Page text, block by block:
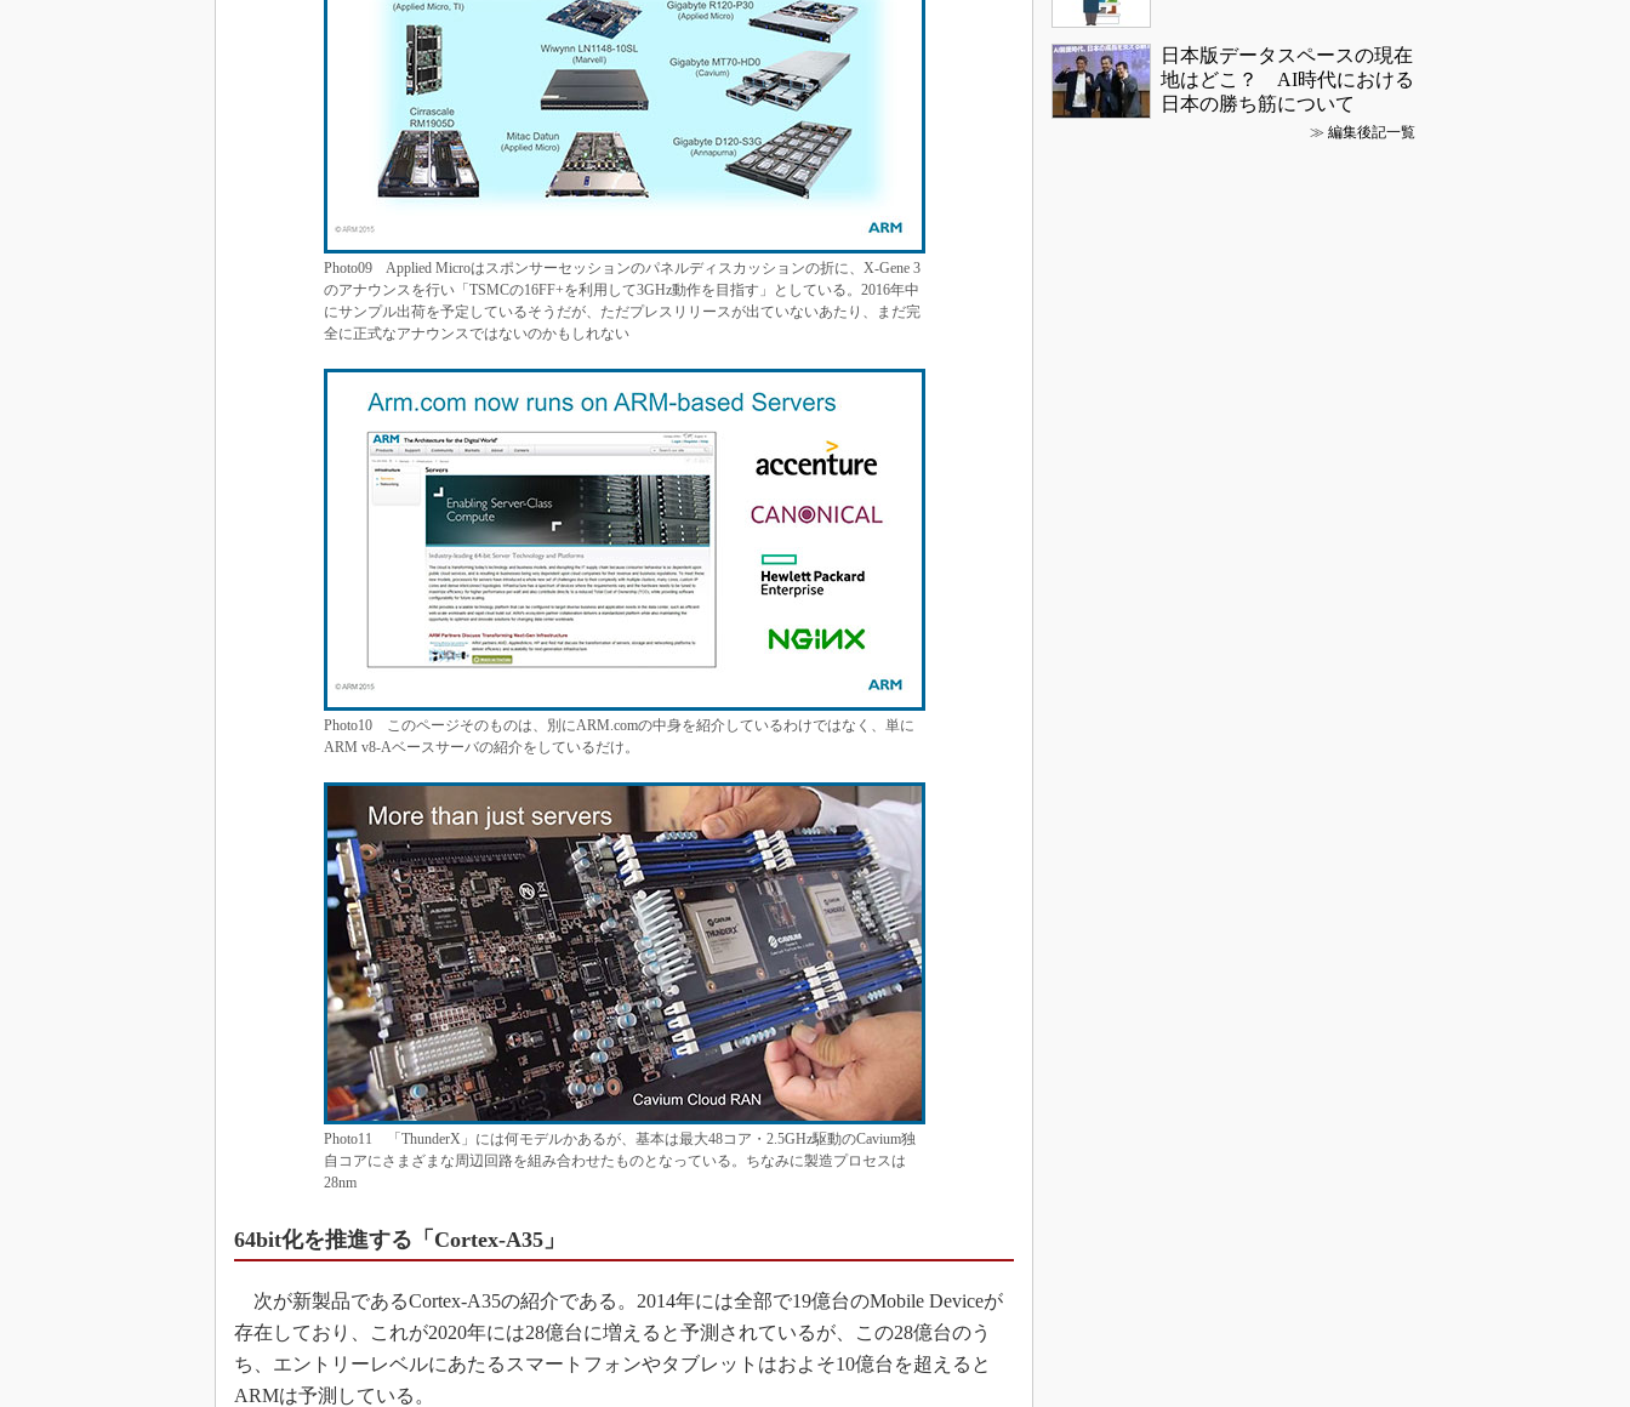
Photo09 Applied Microはスポンサーセッションのパネルディスカッションの折に、X-Gene 3
のアナウンスを行い「TSMCの16FF+を利用して3GHz動作を目指す」としている。2016年中
にサンプル出荷を予定しているそうだが、ただプレスリリースが出ていないあたり、まだ完
全に正式なアナウンスではないのかもしれない
Photo10 このページそのものは、別にARM.comの中身を紹介しているわけではなく、単に
ARM v8-Aベースサーバの紹介をしているだけ。
Photo11 「ThunderX」には何モデルかあるが、基本は最大48コア・2.5GHz駆動のCavium独
自コアにさまざまな周辺回路を組み合わせたものとなっている。ちなみに製造プロセスは
28nm
64bit化を推進する「Cortex-A35」
次が新製品であるCortex-A35の紹介である。2014年には全部で19億台のMobile Deviceが
存在しており、これが2020年には28億台に増えると予測されているが、この28億台のう
ち、エントリーレベルにあたるスマートフォンやタブレットはおよそ10億台を超えると
ARMは予測している。
日本版データスペースの現在
地はどこ？ AI時代における
日本の勝ち筋について
≫ 編集後記一覧